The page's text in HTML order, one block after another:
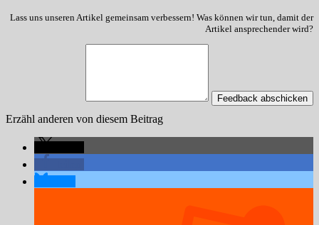
Lass uns unseren Artikel gemeinsam verbessern! Was können wir tun, damit der
Artikel ansprechender wird?
Feedback abschicken
Erzähl anderen von diesem Beitrag